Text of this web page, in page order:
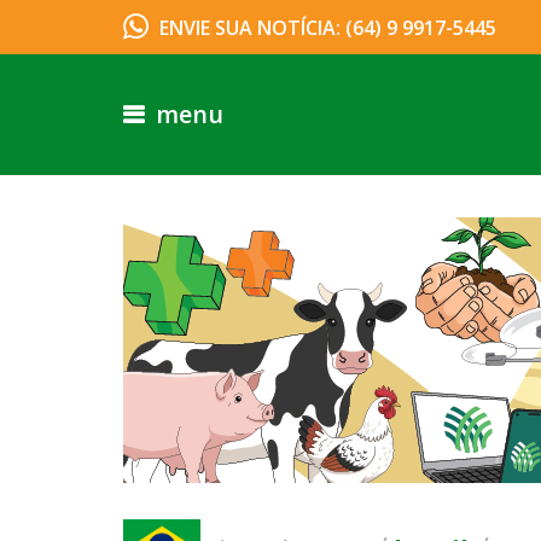
ENVIE SUA NOTÍCIA: (64) 9 9917-5445
menu